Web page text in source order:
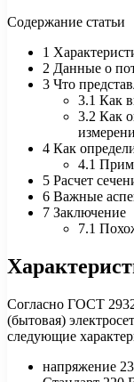
Содержание статьи
1
2 Данные о
3 Что
3.1 Как
3.2 Как
4 Как
4.1
5 Расчет
6 Важные
7 Заключение
7.1
Согласно ГОСТ
(бытовая)
следующие
напряжение